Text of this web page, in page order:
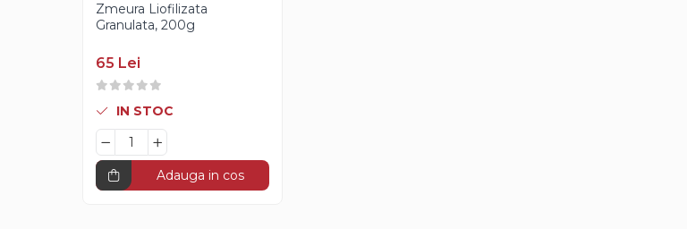
Creme de Fructe
Paste Aromatizante
Pasta de Fistic
Pasta de Vanilie
Pasta de Fructe
Zmeura Liofilizata
Granulata, 200g
65 Lei
IN STOC
Adauga in cos